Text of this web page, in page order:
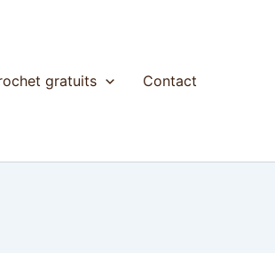
gratuits Contact